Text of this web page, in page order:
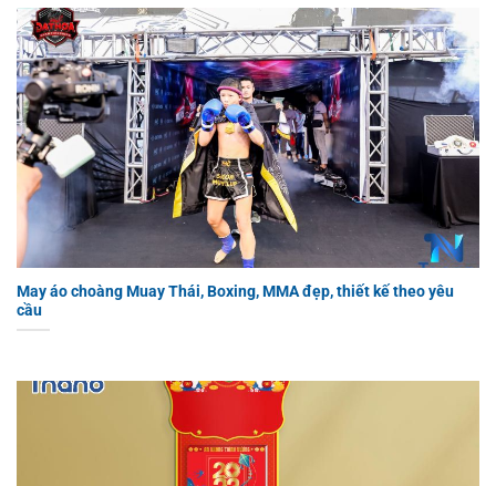
May áo choàng Muay Thái, Boxing, MMA đẹp, thiết kế theo yêu
cầu